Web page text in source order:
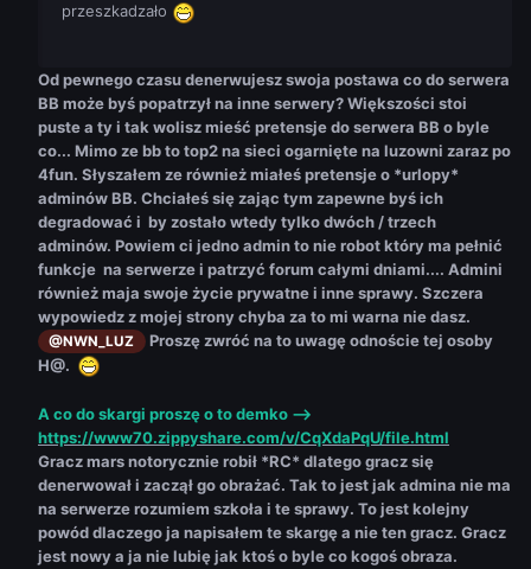
przeszkadzało
Od pewnego czasu denerwujesz swoja postawa co do serwera
BB może byś popatrzył na inne serwery? Większości stoi
puste a ty i tak wolisz mieść pretensje do serwera BB o byle
co... Mimo ze bb to top2 na sieci ogarnięte na luzowni zaraz po
4fun. Słyszałem ze również miałeś pretensje o *urlopy*
adminów BB. Chciałeś się zając tym zapewne byś ich
degradować i by zostało wtedy tylko dwóch / trzech
adminów. Powiem ci jedno admin to nie robot który ma pełnić
funkcje na serwerze i patrzyć forum całymi dniami.... Admini
również maja swoje życie prywatne i inne sprawy. Szczera
wypowiedz z mojej strony chyba za to mi warna nie dasz.
@NWN_LUZ
Proszę zwróć na to uwagę odnoście tej osoby
H@.
A co do skargi proszę o to demko -->
https://www70.zippyshare.com/v/CqXdaPqU/file.html
Gracz mars notorycznie robił *RC* dlatego gracz się
denerwował i zaczął go obrażać. Tak to jest jak admina nie ma
na serwerze rozumiem szkoła i te sprawy. To jest kolejny
powód dlaczego ja napisałem te skargę a nie ten gracz. Gracz
jest nowy a ja nie lubię jak ktoś o byle co kogoś obraza.